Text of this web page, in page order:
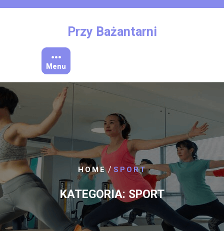
Przy Bażantarni
Menu
HOME/ SPORT
KATEGORIA: SPORT